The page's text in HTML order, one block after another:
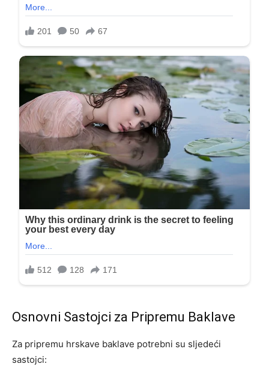
Osnovni Sastojci za Pripremu Baklave
Za pripremu hrskave baklave potrebni su sljedeći
sastojci: